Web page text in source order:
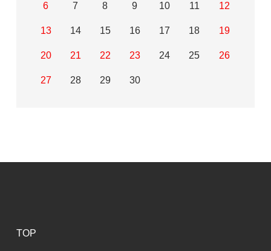
6 7 8 9 10 11 12
13 14 15 16 17 18 19
20 21 22 23 24 25 26
27 28 29 30
TOP